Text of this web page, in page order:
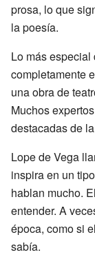
prosa, lo que
la poesía.
Lo más especial
completamente
una obra de
Muchos
destacadas de
Lope de Vega
inspira en un
hablan mucho.
entender. A
época, como si
sabía.